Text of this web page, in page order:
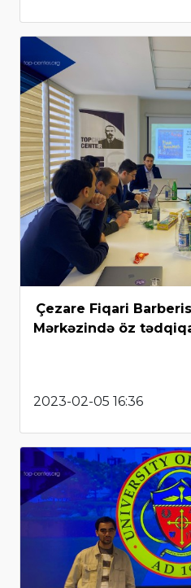
Çezare Fiqari
Mərkəzində öz
2023-02-05 16:36